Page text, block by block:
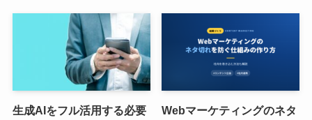
生成AIをフル活用する必要
Webマーケティングのネタ